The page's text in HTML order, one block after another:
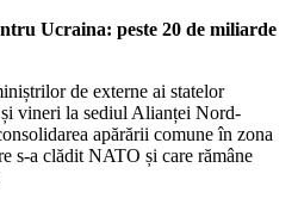
Ucraina: peste 20 de miliarde
de externe ai statelor
vineri la sediul Alianței Nord-
apărării comune în zona
s-a clădit NATO și care rămâne